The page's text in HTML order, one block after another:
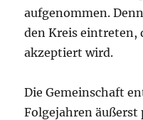
aufgenommen.
den Kreis eintreten,
akzeptiert wird.
Die Gemeinschaft
Folgejahren